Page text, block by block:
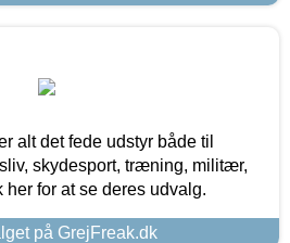
alt det fede udstyr både til
skydesport, træning, militær,
for at se deres udvalg.
på GrejFreak.dk